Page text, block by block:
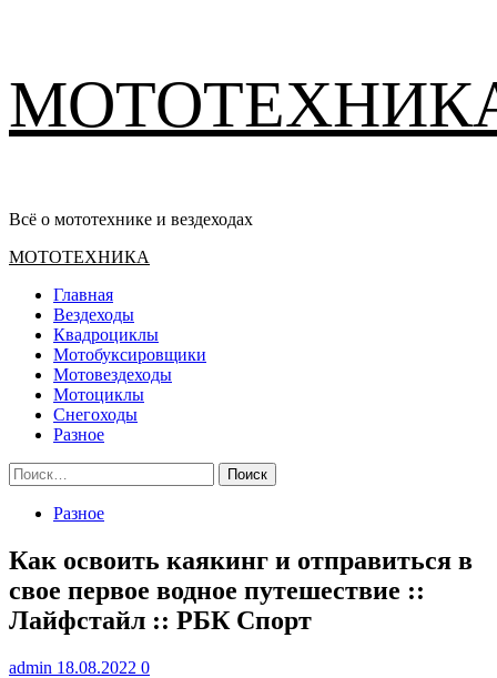
содержимому
Всё о мототехнике и вездеходах
Основное
МОТОТЕХНИКА
Главная
Вездеходы
Квадроциклы
Мотобуксировщики
Мотовездеходы
Мотоциклы
Снегоходы
Разное
Найти:
Разное
Как освоить каякинг и отправиться в
свое первое водное путешествие ::
Лайфстайл :: РБК Спорт
admin 18.08.2022 0